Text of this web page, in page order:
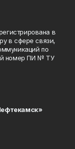
в
в сфере связи,
по
номер ПИ № ТУ